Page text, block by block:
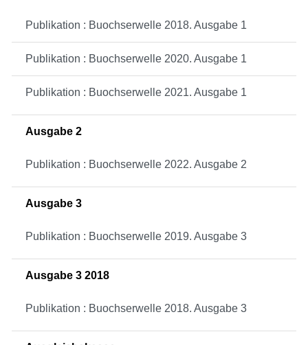
Publikation : Buochserwelle 2018. Ausgabe 1
Publikation : Buochserwelle 2020. Ausgabe 1
Publikation : Buochserwelle 2021. Ausgabe 1
Ausgabe 2
Publikation : Buochserwelle 2022. Ausgabe 2
Ausgabe 3
Publikation : Buochserwelle 2019. Ausgabe 3
Ausgabe 3 2018
Publikation : Buochserwelle 2018. Ausgabe 3